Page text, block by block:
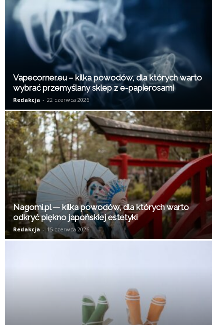
Vapecorner.eu – kilka powodów, dla których warto
wybrać przemyślany sklep z e-papierosami
Redakcja - 22 czerwca 2026
Nagomi.pl — kilka powodów, dla których warto
odkryć piękno japońskiej estetyki
Redakcja - 15 czerwca 2026